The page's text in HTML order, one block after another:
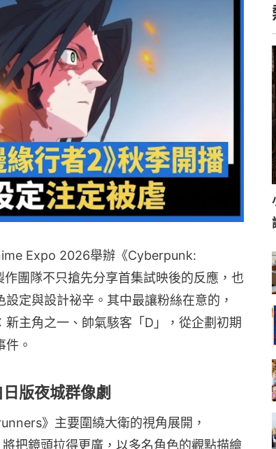
Expo 2026舉辦《Cyberpunk:
團隊不只搶先分享首集試映後的反應，也
定與設計祕辛。其中最讓粉絲在意的，
主角之一、帥氣駭客「D」，從企劃初期
。
版夜城群像劇
》主要圍繞大衛的視角展開，
把鏡頭拉得更廣，以多名角色的觀點描繪